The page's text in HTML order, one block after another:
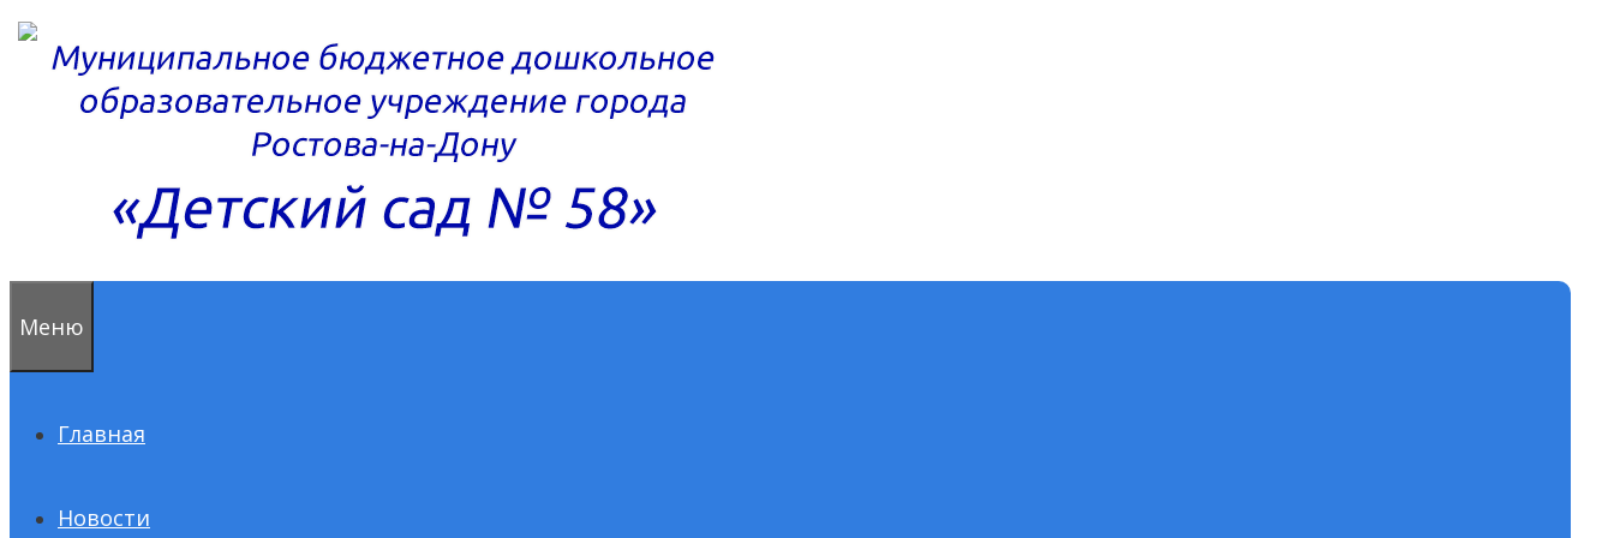
Перейти
содержимому
Меню
Главная
Новости